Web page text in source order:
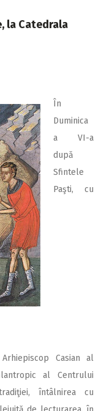
la Catedrala
În
Duminica
a VI-a
după
Sfintele
Paşti, cu
Casian al
al Centrului
întâlnirea cu